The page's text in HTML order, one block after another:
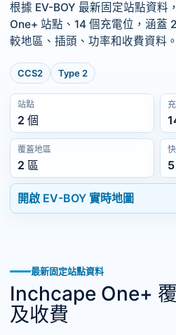
根據 EV-BOY 最新固定站點資料
One+ 站點、14 個充電位，涵蓋
較地區、插頭、功率和收費資料。
CCS2 Type 2
站點
2 個
覆蓋地區
2 區
開啟 EV-BOY 實時地圖
最新固定站點資料
Inchcape One+
及收費